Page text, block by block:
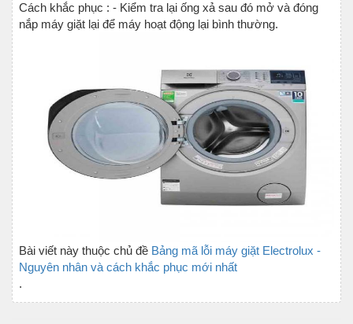
Cách khắc phục : - Kiểm tra lại ống xả sau đó mở và đóng
nắp máy giặt lại để máy hoạt động lại bình thường.
Bài viết này thuộc chủ đề Bảng mã lỗi máy giặt Electrolux -
Nguyên nhân và cách khắc phục mới nhất
.